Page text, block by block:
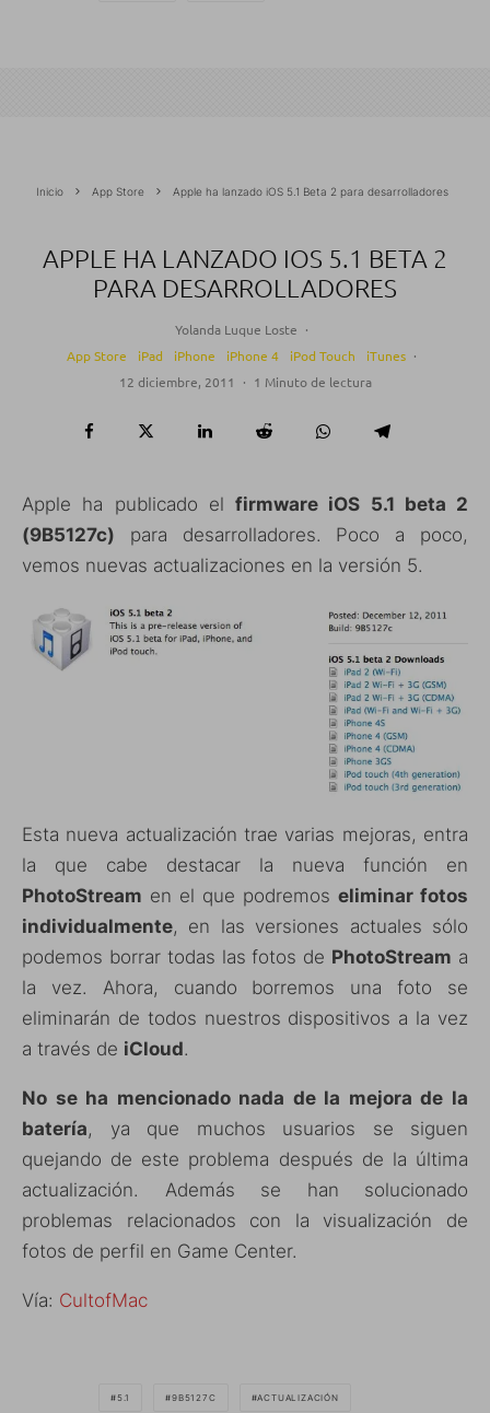
Inicio App Store Apple ha lanzado iOS 5.1 Beta 2 para desarrolladores
APPLE HA LANZADO IOS 5.1 BETA 2
PARA DESARROLLADORES
Yolanda Luque Loste ·
App Store
iPad iPhone iPhone 4 iPod Touch iTunes ·
12 diciembre, 2011
· 1 Minuto de lectura
Apple ha publicado el firmware iOS 5.1 beta 2
(9B5127c) para desarrolladores. Poco a poco,
vemos nuevas actualizaciones en la versión 5.
Esta nueva actualización trae varias mejoras, entra
la que cabe destacar la nueva función en
PhotoStream en el que podremos eliminar fotos
individualmente, en las versiones actuales sólo
podemos borrar todas las fotos de PhotoStream a
la vez. Ahora, cuando borremos una foto se
eliminarán de todos nuestros dispositivos a la vez
a través de iCloud.
No se ha mencionado nada de la mejora de la
batería, ya que muchos usuarios se siguen
quejando de este problema después de la última
actualización. Además se han solucionado
problemas relacionados con la visualización de
fotos de perfil en Game Center.
Vía: CultofMac
5.1 9B5127C ACTUALIZACIÓN